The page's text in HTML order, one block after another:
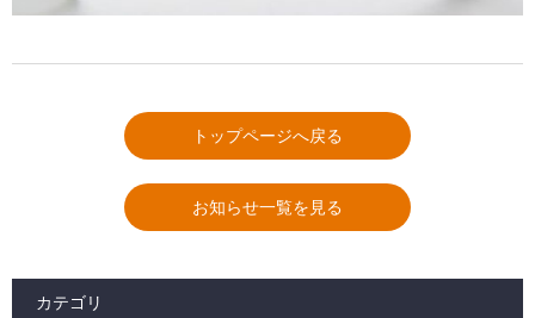
トップページへ戻る
お知らせ一覧を見る
カテゴリ